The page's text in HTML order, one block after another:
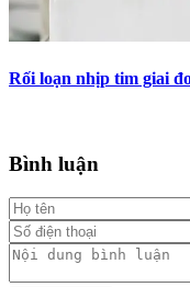
Rối loạn nhịp tim giai
Bình luận